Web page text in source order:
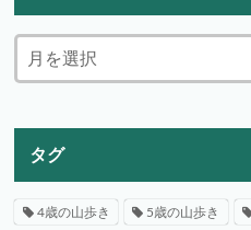
タグ
4歳の山歩き 5歳の山歩き